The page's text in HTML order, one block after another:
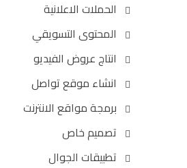
الحملات الاعلانية
المحتوى التسويقي
انتاج عروض الفيديو
انشاء موقع تواصل
برمجة مواقع الانترنت
تصميم خاص
تطبيقات الجوال